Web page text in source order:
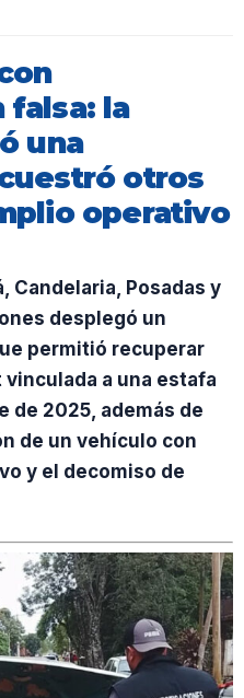
falsa: la
una
otros
operativo
Candelaria, Posadas y
desplegó un
permitió recuperar
a una estafa
de 2025, además de
de un vehículo con
y el decomiso de